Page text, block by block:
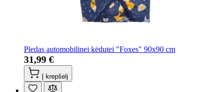
Pledas automobilinei kėdutei "Foxes" 90x90 cm
31,99 €
Į krepšelį